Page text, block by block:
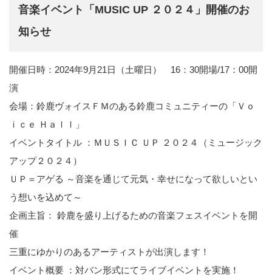
音楽イベント「MUSIC UP ２０２４」開催のお
知らせ
開催日時：2024年9月21日（土曜日） 16：30開場/17：00開
演
会場：鈴鹿ヴォイスＦＭのある鈴鹿コミュニティーの「Ｖｏ
ｉｃｅ Ｈａｌｌ」
イベントタイトル ：ＭＵＳＩＣ ＵＰ ２０２４（ミュージック
アップ２０２４）
ＵＰ＝アゲる ～音楽を通じて元気・幸せになって欲しいとい
う想いを込めて～
企画主旨： 鈴鹿を盛り上げるための音楽フェスイベントを開
催
三重にゆかりのあるアーティストが出演します！
イベント概要 ：対バン形式にてライブイベントを実施！